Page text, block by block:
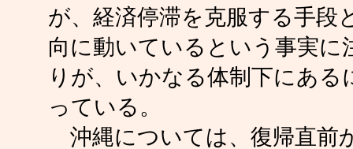
が、経済停滞を克服する手段
向に動いているという事実に
りが、いかなる体制下にあ
っている。
沖縄については、復帰直前